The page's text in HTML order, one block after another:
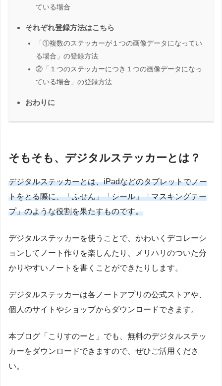
ている場合
それぞれ登録方法はこちら
「①複数のステッカーが１つの画像データになってい
る場合」の登録方法
②「１つのステッカーにつき１つの画像データになっ
ている場合」の登録方法
おわりに
そもそも、デジタルステッカーとは？
デジタルステッカーとは、iPadなどのタブレットでノー
トをとる際に、「ふせん」「シール」「マスキングテー
プ」のような役割を果たすものです。
デジタルステッカーを使うことで、かわいくデコレーシ
ョンしてノート作りを楽しんたり、メリハリのついた分
かりやすいノートを書くことができたりします。
デジタルステッカーは各ノートアプリの公式ストアや、
個人のサイトやショップからダウンロードできます。
本ブログ「こりすのーと」でも、無料のデジタルステッ
カーをダウンロードできますので、ぜひご活用くださ
い。